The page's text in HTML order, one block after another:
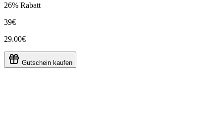
26% Rabatt
39€
29.00€
Gutschein kaufen